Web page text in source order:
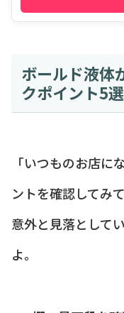
ボールド液体
クポイント5選
「いつものお店に
ントを確認してみ
意外と見落として
よ。